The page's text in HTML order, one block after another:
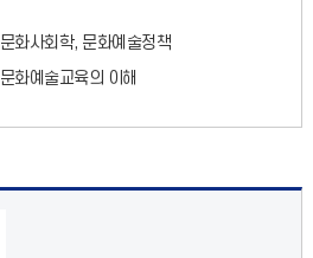
문화사회학, 문화예술정책
문화예술교육의 이해